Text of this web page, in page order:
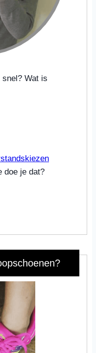
Wat is
doe je dat?